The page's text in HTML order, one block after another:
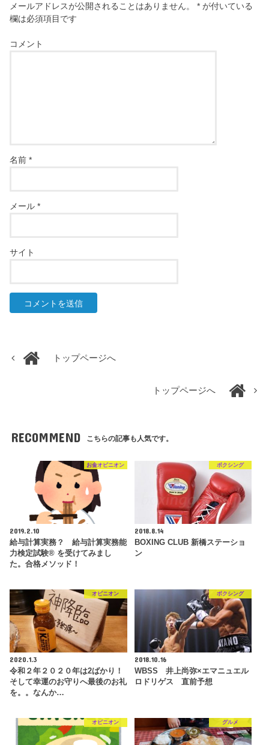
メールアドレスが公開されることはありません。 * が付いている
欄は必須項目です
コメント
名前*
メール*
サイト
トップページへ
トップページへ
RECOMMEND こちらの記事も人気です。
お金オピニオン
2019.2.10
給与計算実務？ 給与計算実務能
力検定試験® を受けてみまし
た。合格メソッド！
ボクシング
2018.8.14
BOXING CLUB 新橋ステーショ
ン
オピニオン
2020.1.3
令和２年２０２０年は2ばかり！
そして幸運のお守りへ最後のお礼
を。。なんか…
ボクシング
2018.10.16
WBSS 井上尚弥×エマニュエル
ロドリゲス 直前予想
オピニオン グルメ